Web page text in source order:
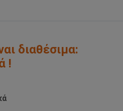
διαθέσιμα:
!